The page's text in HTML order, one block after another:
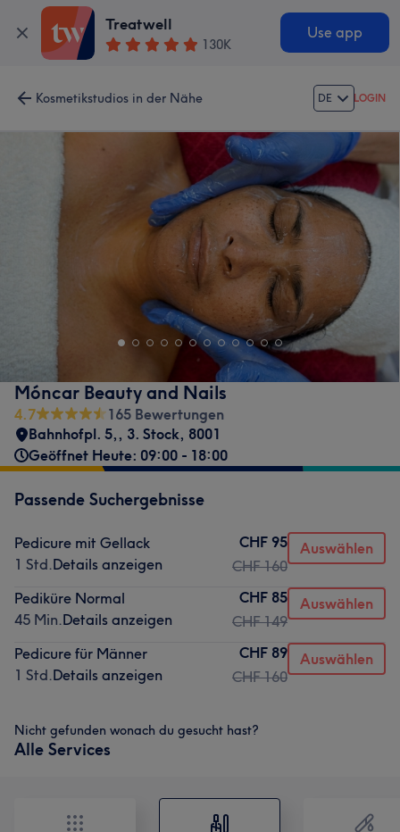
Treatwell
130K
Use app
Kosmetikstudios in der Nähe DE LOGIN
Móncar Beauty and Nails
4.7
165 Bewertungen
Bahnhofpl. 5,, 3. Stock, 8001
Geöffnet Heute: 09:00 - 18:00
Passende Suchergebnisse
Pedicure mit Gellack
1 Std.Details anzeigen
CHF 95
CHF 160
Auswählen
Pediküre Normal
45 Min.Details anzeigen
CHF 85
CHF 149
Auswählen
Pedicure für Männer
1 Std.Details anzeigen
CHF 89
CHF 160
Auswählen
Nicht gefunden wonach du gesucht hast?
Alle Services